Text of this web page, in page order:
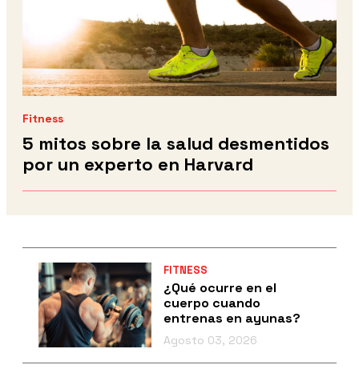
Fitness
5 mitos sobre la salud desmentidos
por un experto en Harvard
FITNESS
¿Qué ocurre en el
cuerpo cuando
entrenas en ayunas?
Agosto 03, 2026